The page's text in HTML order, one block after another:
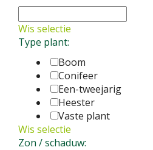
Wis selectie
Type plant:
Boom
Conifeer
Een-tweejarig
Heester
Vaste plant
Wis selectie
Zon / schaduw: